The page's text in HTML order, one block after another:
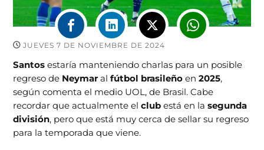
JUEVES 7 DE NOVIEMBRE DE 2024
Santosestaría manteniendo charlas para un posible
regreso de Neymaralfútbol brasileñoen2025,
según comenta el medio UOL, de Brasil. Cabe
recordar que actualmente elclubestá en lasegunda
división, pero que está muy cerca de sellar su regreso
para la temporada que viene.